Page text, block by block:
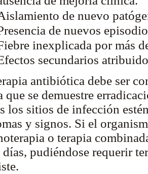
de nuevo
de nuevos
inexplicada por más
secundarios
antibiótica debe ser
que se demuestre
los sitios de infección
y signos. Si el
o terapia
días, pudiéndose requerir